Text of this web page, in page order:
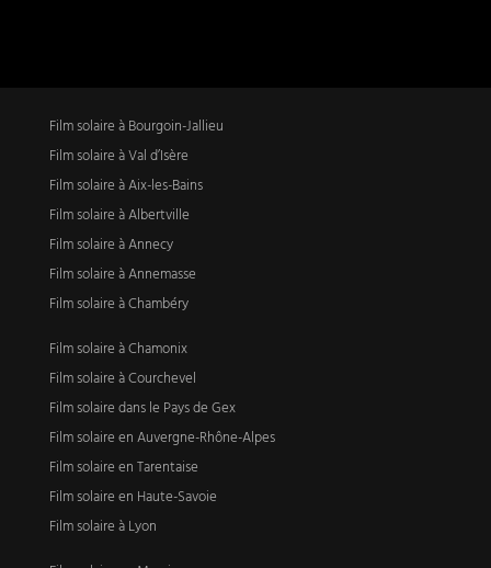
Film solaire à Bourgoin-Jallieu
Film solaire à Val d’Isère
Film solaire à Aix-les-Bains
Film solaire à Albertville
Film solaire à Annecy
Film solaire à Annemasse
Film solaire à Chambéry
Film solaire à Chamonix
Film solaire à Courchevel
Film solaire dans le Pays de Gex
Film solaire en Auvergne-Rhône-Alpes
Film solaire en Tarentaise
Film solaire en Haute-Savoie
Film solaire à Lyon